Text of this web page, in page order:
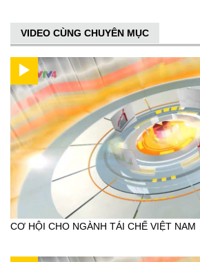
VIDEO CÙNG CHUYÊN MỤC
CƠ HỘI CHO NGÀNH TÁI CHẾ VIỆT NAM